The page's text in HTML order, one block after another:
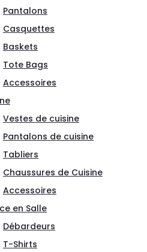
Pantalons
Casquettes
Baskets
Tote Bags
Accessoires
Vestes de cuisine
Pantalons de cuisine
Tabliers
Chaussures de Cuisine
Accessoires
en Salle
Débardeurs
T-Shirts